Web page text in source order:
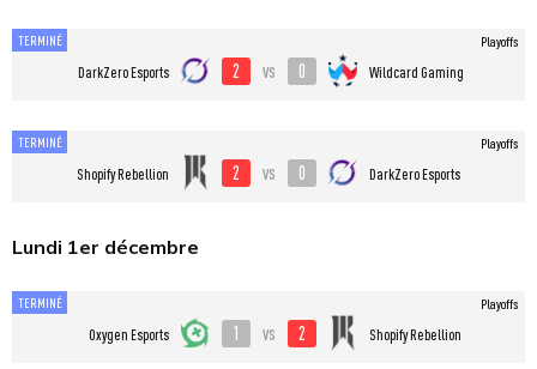
TERMINÉ
DarkZero Esports 2 vs 0 Wildcard Gaming
Playoffs
TERMINÉ
Shopify Rebellion 2 vs 0 DarkZero Esports
Playoffs
Lundi 1er décembre
TERMINÉ
Oxygen Esports 1 vs 2 Shopify Rebellion
Playoffs